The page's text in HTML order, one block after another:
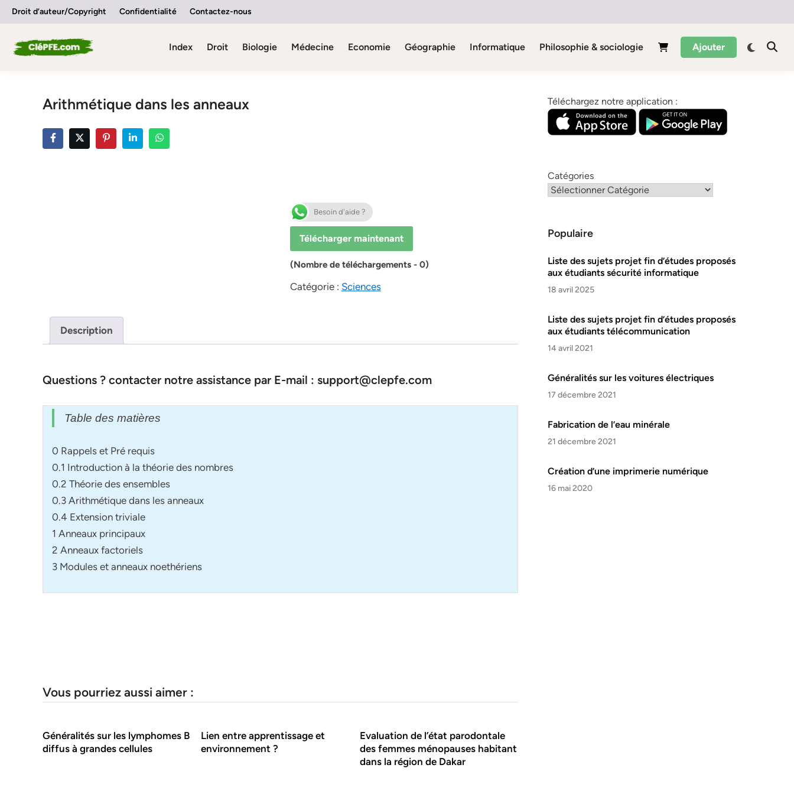
SkipDroit d’auteur/Copyright Confidentialité Contactez-nous
Index Droit Biologie Médecine Economie Géographie Informatique Philosophie & sociologie Ajouter
Arithmétique dans les anneaux
Besoin d'aide ?
Télécharger maintenant
(Nombre de téléchargements - 0)
Catégorie : Sciences
Description
Questions ? contacter notre assistance par E-mail : support@clepfe.com
Table des matières
0 Rappels et Pré requis
0.1 Introduction à la théorie des nombres
0.2 Théorie des ensembles
0.3 Arithmétique dans les anneaux
0.4 Extension triviale
1 Anneaux principaux
2 Anneaux factoriels
3 Modules et anneaux noethériens
Vous pourriez aussi aimer :
Généralités sur les lymphomes B
diffus à grandes cellules
Lien entre apprentissage et
environnement ?
Evaluation de l’état parodontale
des femmes ménopauses habitant
dans la région de Dakar
Téléchargez notre application :
Catégories
Populaire
Liste des sujets projet fin d’études proposés
aux étudiants sécurité informatique
18 avril 2025
Liste des sujets projet fin d’études proposés
aux étudiants télécommunication
14 avril 2021
Généralités sur les voitures électriques
17 décembre 2021
Fabrication de l’eau minérale
21 décembre 2021
Création d’une imprimerie numérique
16 mai 2020